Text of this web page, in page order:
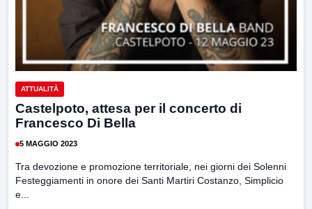
ATTUALITÀ
Castelpoto, attesa per il concerto di
Francesco Di Bella
5 MAGGIO 2023
Tra devozione e promozione territoriale, nei giorni dei Solenni
Festeggiamenti in onore dei Santi Martiri Costanzo, Simplicio
e...